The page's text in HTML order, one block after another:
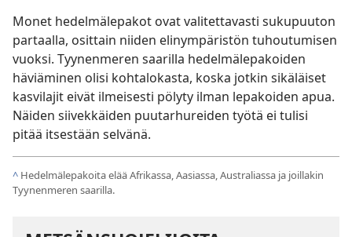
Monet hedelmälepakot ovat valitettavasti sukupuuton
partaalla, osittain niiden elinympäristön tuhoutumisen
vuoksi. Tyynenmeren saarilla hedelmälepakoiden
häviäminen olisi kohtalokasta, koska jotkin sikäläiset
kasvilajit eivät ilmeisesti pölyty ilman lepakoiden apua.
Näiden siivekkäiden puutarhureiden työtä ei tulisi
pitää itsestään selvänä.
^ Hedelmälepakoita elää Afrikassa, Aasiassa, Australiassa ja joillakin
Tyynenmeren saarilla.